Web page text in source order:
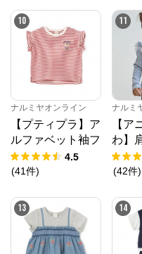
10
ナルミヤオンライン
【プティプラ】ア
ルファベット袖フ
リルTシャツ
4.5
(41件)
11
ナルミ
【ア
わ】
Tシ
(42件)
13 14
※外部
ナルミヤオン
ナルミヤオンライン
ゾピアノ、プティマイ
ミニ等、全ブランド、